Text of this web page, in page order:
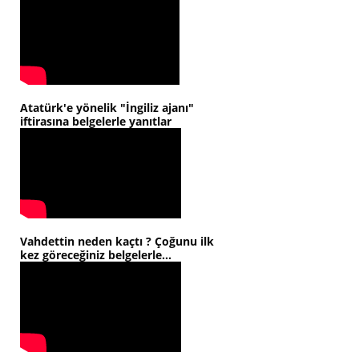
Atatürk'e yönelik "İngiliz ajanı"
iftirasına belgelerle yanıtlar
Vahdettin neden kaçtı ? Çoğunu ilk
kez göreceğiniz belgelerle...